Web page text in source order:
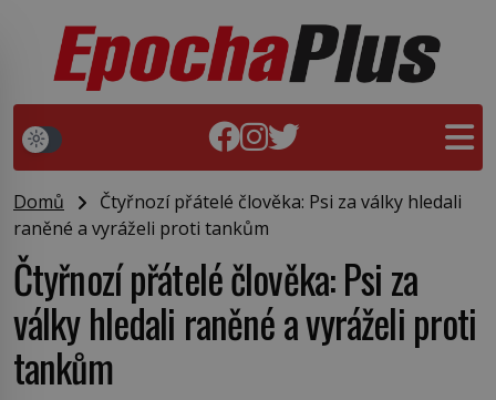
Domů
Čtyřnozí přátelé člověka: Psi za války hledali
raněné a vyráželi proti tankům
Čtyřnozí přátelé člověka: Psi za
války hledali raněné a vyráželi proti
tankům